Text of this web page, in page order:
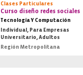
Clases Particulares
Curso diseño redes sociales
Tecnología Y Computación
Individual, Para Empresas
Universitario, Adultos
Región Metropolitana